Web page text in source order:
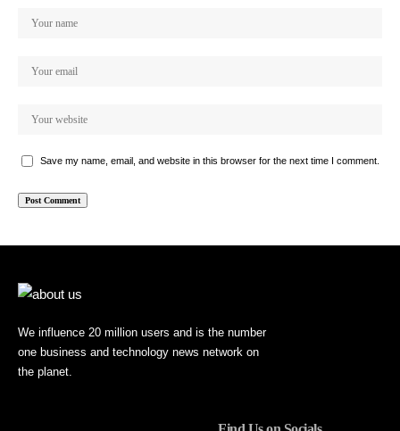
Save my name, email, and website in this browser for the next time I comment.
We influence 20 million users and is the number
one business and technology news network on
the planet.